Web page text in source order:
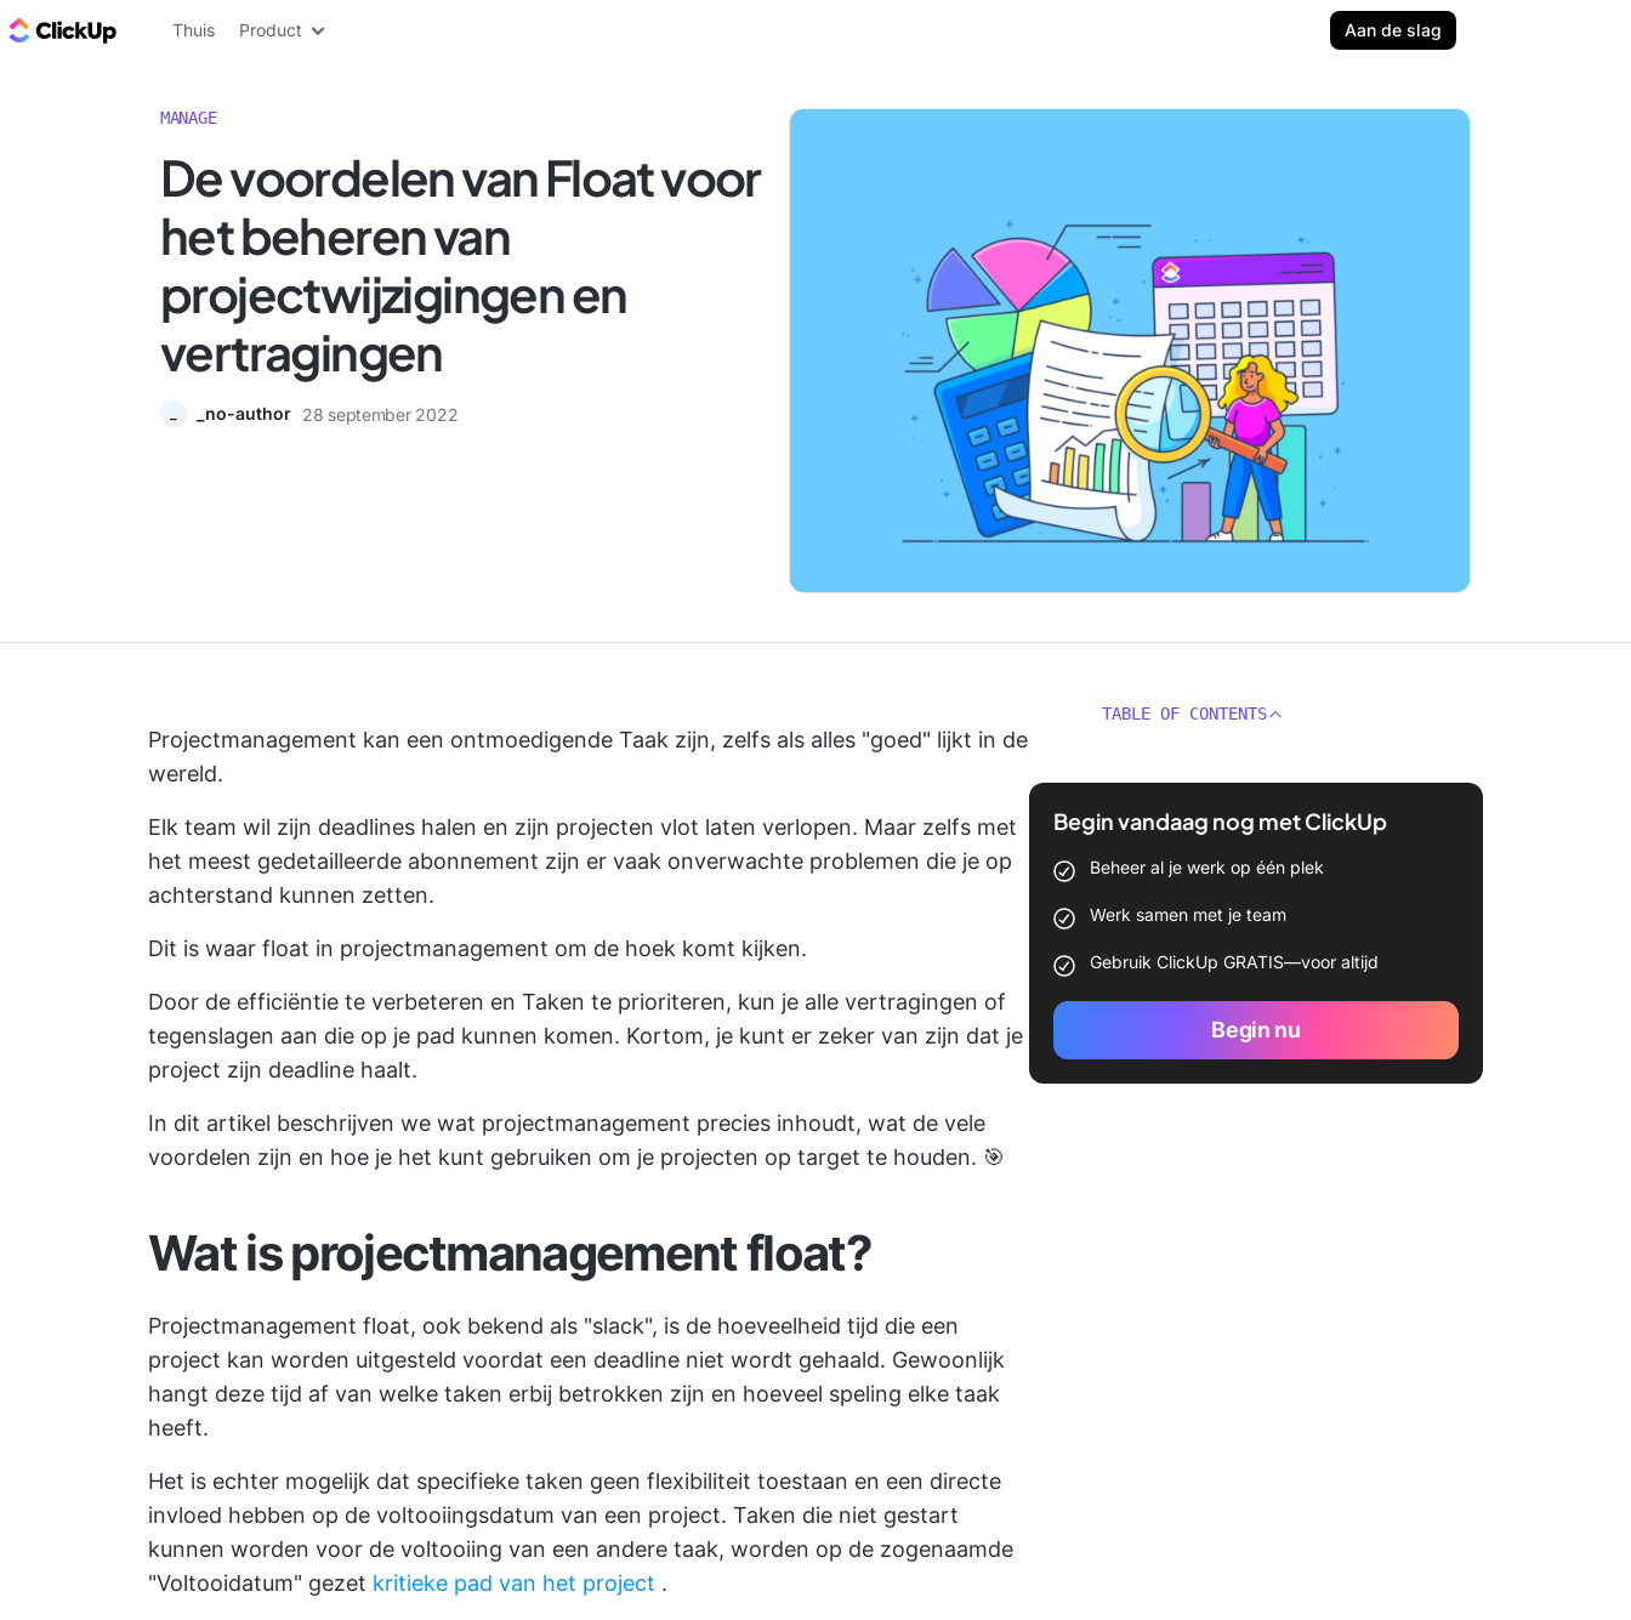
ClickUp Blog
Thuis Product Aan de slag
MANAGE
De voordelen van Float voor
het beheren van
projectwijzigingen en
vertragingen
_no-author 28 september 2022
Projectmanagement kan een ontmoedigende Taak zijn, zelfs als alles "goed" lijkt in de
wereld.
Elk team wil zijn deadlines halen en zijn projecten vlot laten verlopen. Maar zelfs met
het meest gedetailleerde abonnement zijn er vaak onverwachte problemen die je op
achterstand kunnen zetten.
Dit is waar float in projectmanagement om de hoek komt kijken.
Door de efficiëntie te verbeteren en Taken te prioriteren, kun je alle vertragingen of
tegenslagen aan die op je pad kunnen komen. Kortom, je kunt er zeker van zijn dat je
project zijn deadline haalt.
In dit artikel beschrijven we wat projectmanagement precies inhoudt, wat de vele
voordelen zijn en hoe je het kunt gebruiken om je projecten op target te houden. 🎯
Wat is projectmanagement float?
Projectmanagement float, ook bekend als "slack", is de hoeveelheid tijd die een
project kan worden uitgesteld voordat een deadline niet wordt gehaald. Gewoonlijk
hangt deze tijd af van welke taken erbij betrokken zijn en hoeveel speling elke taak
heeft.
Het is echter mogelijk dat specifieke taken geen flexibiliteit toestaan en een directe
invloed hebben op de voltooiingsdatum van een project. Taken die niet gestart
kunnen worden voor de voltooiing van een andere taak, worden op de zogenaamde
"Voltooidatum" gezet kritieke pad van het project .
TABLE OF CONTENTS
Begin vandaag nog met ClickUp
Beheer al je werk op één plek
Werk samen met je team
Gebruik ClickUp GRATIS—voor altijd
Begin nu